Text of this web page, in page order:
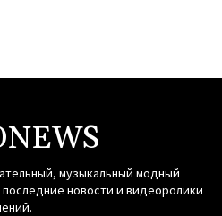
музыкальный модный
новости и видеоролики